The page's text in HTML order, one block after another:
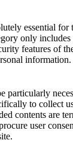
essential for
only includes
features of
information.
particularly
to collect
contents are
user